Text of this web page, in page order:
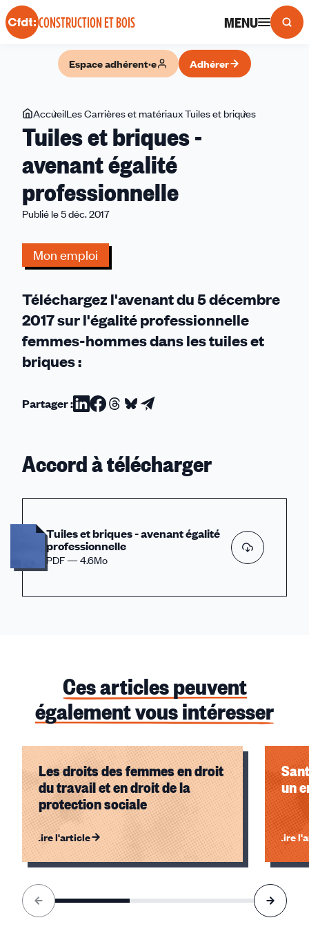
Panneau de gestion des cookies
CONSTRUCTION ET BOIS MENU
Espace adhérent·e Adhérer
Vous
êtes
ici
AccueilLes Carrières et matériaux Tuiles et briques
Tuiles et briques -
avenant égalité
professionnelle
Publié le 5 déc. 2017
Mon emploi
Téléchargez l'avenant du 5 décembre
2017 sur l'égalité professionnelle
femmes-hommes dans les tuiles et
briques :
Partager :Partager
Linkedin
Partager
Facebook
Partager
Threads
Partager
Bluesky
Partager
email
Accord à télécharger
Tuiles et briques - avenant égalité
professionnelle
PDF — 4.6Mo
Ces articles peuvent
également vous intéresser
Les droits des femmes en droit
du travail et en droit de la
protection sociale
Lire l'article
un
Lire